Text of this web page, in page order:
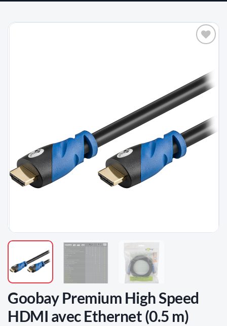
LISTE
D'ENVIES
Goobay Premium High Speed
HDMI avec Ethernet (0.5 m)